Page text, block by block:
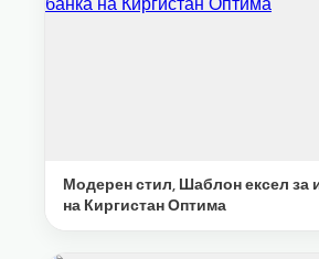
Модерен стил, Шаблон ексел за
на Киргистан Оптима